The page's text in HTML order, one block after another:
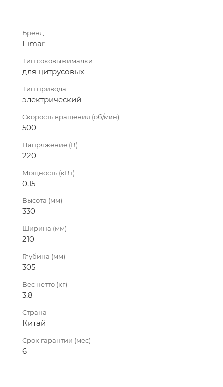
Бренд
Fimar
Тип соковыжималки
для цитрусовых
Тип привода
электрический
Скорость вращения (об/мин)
500
Напряжение (В)
220
Мощность (кВт)
0.15
Высота (мм)
330
Ширина (мм)
210
Глубина (мм)
305
Вес нетто (кг)
3.8
Страна
Китай
Срок гарантии (мес)
6